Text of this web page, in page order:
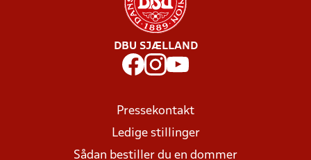
DBU SJÆLLAND
Pressekontakt
Ledige stillinger
Sådan bestiller du en dommer